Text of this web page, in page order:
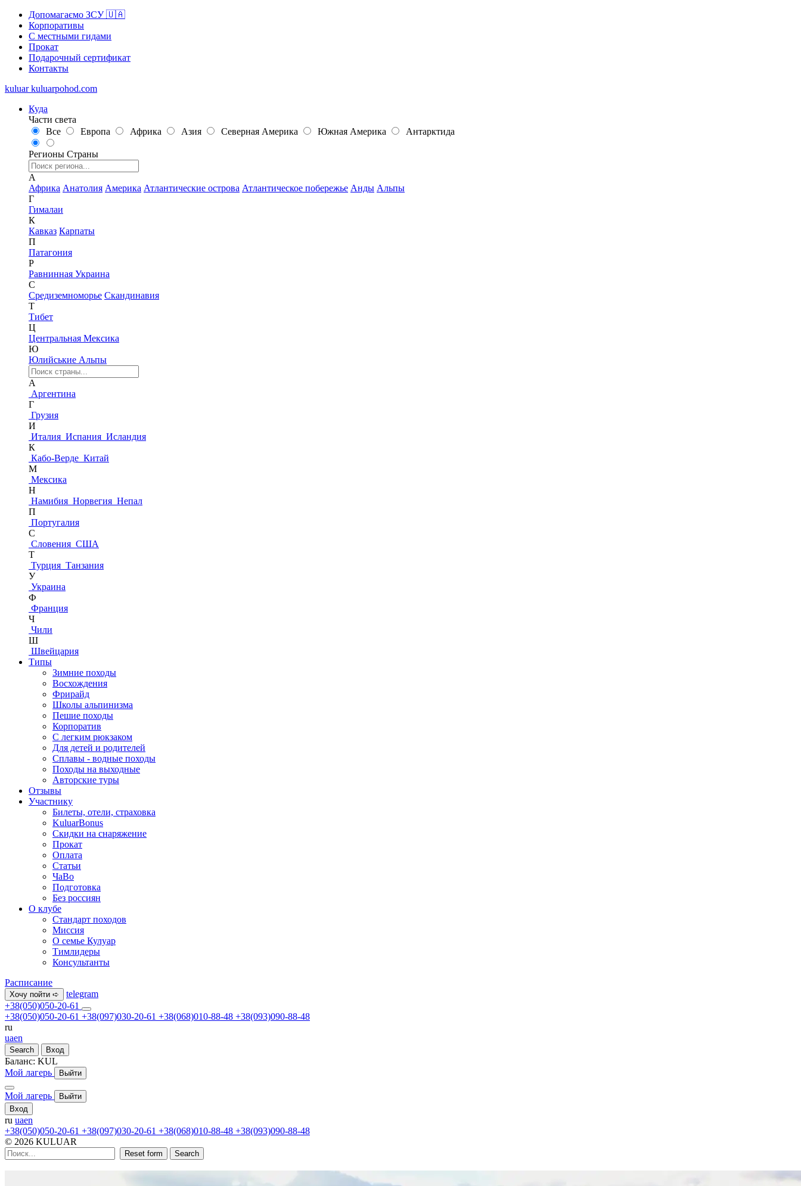
Допомагаємо ЗСУ 🇺🇦
Корпоративы
С местными гидами
Прокат
Подарочный сертификат
Контакты
kuluar kuluarpohod.com
Куда
Части света
Все
Европа Африка Азия Северная Америка Южная Америка Антарктида
Регионы Страны
А
Африка Анатолия Америка Атлантические острова Атлантическое побережье Анды Альпы
Г
Гималаи
К
Кавказ Карпаты
П
Патагония
Р
Равнинная Украина
С
Средиземноморье Скандинавия
Т
Тибет
Ц
Центральная Мексика
Ю
Юлийськие Альпы
А
Аргентина
Г
Грузия
И
Италия Испания Исландия
К
Кабо-Верде Китай
М
Мексика
Н
Намибия Норвегия Непал
П
Португалия
С
Словения США
Т
Турция Танзания
У
Украина
Ф
Франция
Ч
Чили
Ш
Швейцария
Типы
Зимние походы
Восхождения
Фрирайд
Школы альпинизма
Пешие походы
Корпоратив
С легким рюкзаком
Для детей и родителей
Сплавы - водные походы
Походы на выходные
Авторские туры
Отзывы
Участнику
Билеты, отели, страховка
KuluarBonus
Скидки на снаряжение
Прокат
Оплата
Статьи
ЧаВо
Подготовка
Без россиян
О клубе
Стандарт походов
Миссия
О семье Кулуар
Тимлидеры
Консультанты
Расписание
Хочу пойти ➪
telegram
+38(050)050-20-61
+38(050)050-20-61 +38(097)030-20-61 +38(068)010-88-48 +38(093)090-88-48
ru
uaen
Search Вход
Баланс: KUL
Мой лагерь
Выйти
Мой лагерь
Выйти
Вход
ru uaen
+38(050)050-20-61 +38(097)030-20-61 +38(068)010-88-48 +38(093)090-88-48
© 2026 KULUAR
Reset form Search